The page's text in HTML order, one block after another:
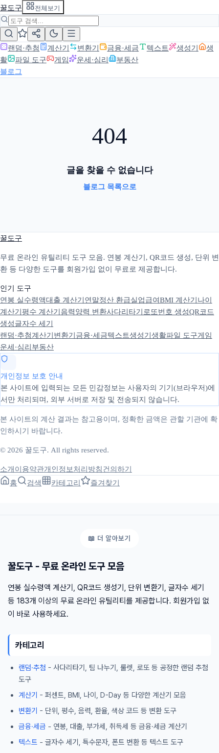
꿀도구 전체보기
랜덤·추첨 계산기 변환기 금융·세금 텍스트 생성기
생
활
파일 도구 게임 운세·심리
부동산
블로그
404
글을 찾을 수 없습니다
블로그 목록으로
꿀도구
무료 온라인 유틸리티 도구 모음. 연봉 계산기, QR코드 생성, 단위 변
환 등 다양한 도구를 회원가입 없이 무료로 제공합니다.
인기 도구
연봉 실수령액대출 계산기 연말정산 환급실업급여BMI 계산기 나이
계산기 평수 계산기 음력양력 변환사다리타기 로또번호 생성QR코드
생성글자수 세기
랜덤·추첨계산기 변환기 금융·세금텍스트생성기 생활파일 도구게임
운세·심리 부동산
개인정보 보호 안내
본 사이트에 입력되는 모든 민감정보는 사용자의 기기(브라우저)에
서만 처리되며, 외부 서버로 저장 및 전송되지 않습니다.
본 사이트의 계산 결과는 참고용이며, 정확한 금액은 관할 기관에 확
인하시기 바랍니다.
© 2026 꿀도구. All rights reserved.
소개 이용약관개인정보처리방침건의하기
홈
검색 카테고리 즐겨찾기
꿀도구 - 무료 온라인 도구 모음
연봉 실수령액 계산기, QR코드 생성기, 단위 변환기, 글자수 세기
등 183개 이상의 무료 온라인 유틸리티를 제공합니다. 회원가입 없
이 바로 사용하세요.
카테고리
랜덤·추첨 - 사다리타기, 팀 나누기, 룰렛, 로또 등 공정한 랜덤 추첨
도구
계산기 - 퍼센트, BMI, 나이, D-Day 등 다양한 계산기 모음
변환기 - 단위, 평수, 음력, 환율, 색상 코드 등 변환 도구
금융·세금 - 연봉, 대출, 부가세, 취득세 등 금융·세금 계산기
텍스트 - 글자수 세기, 특수문자, 폰트 변환 등 텍스트 도구